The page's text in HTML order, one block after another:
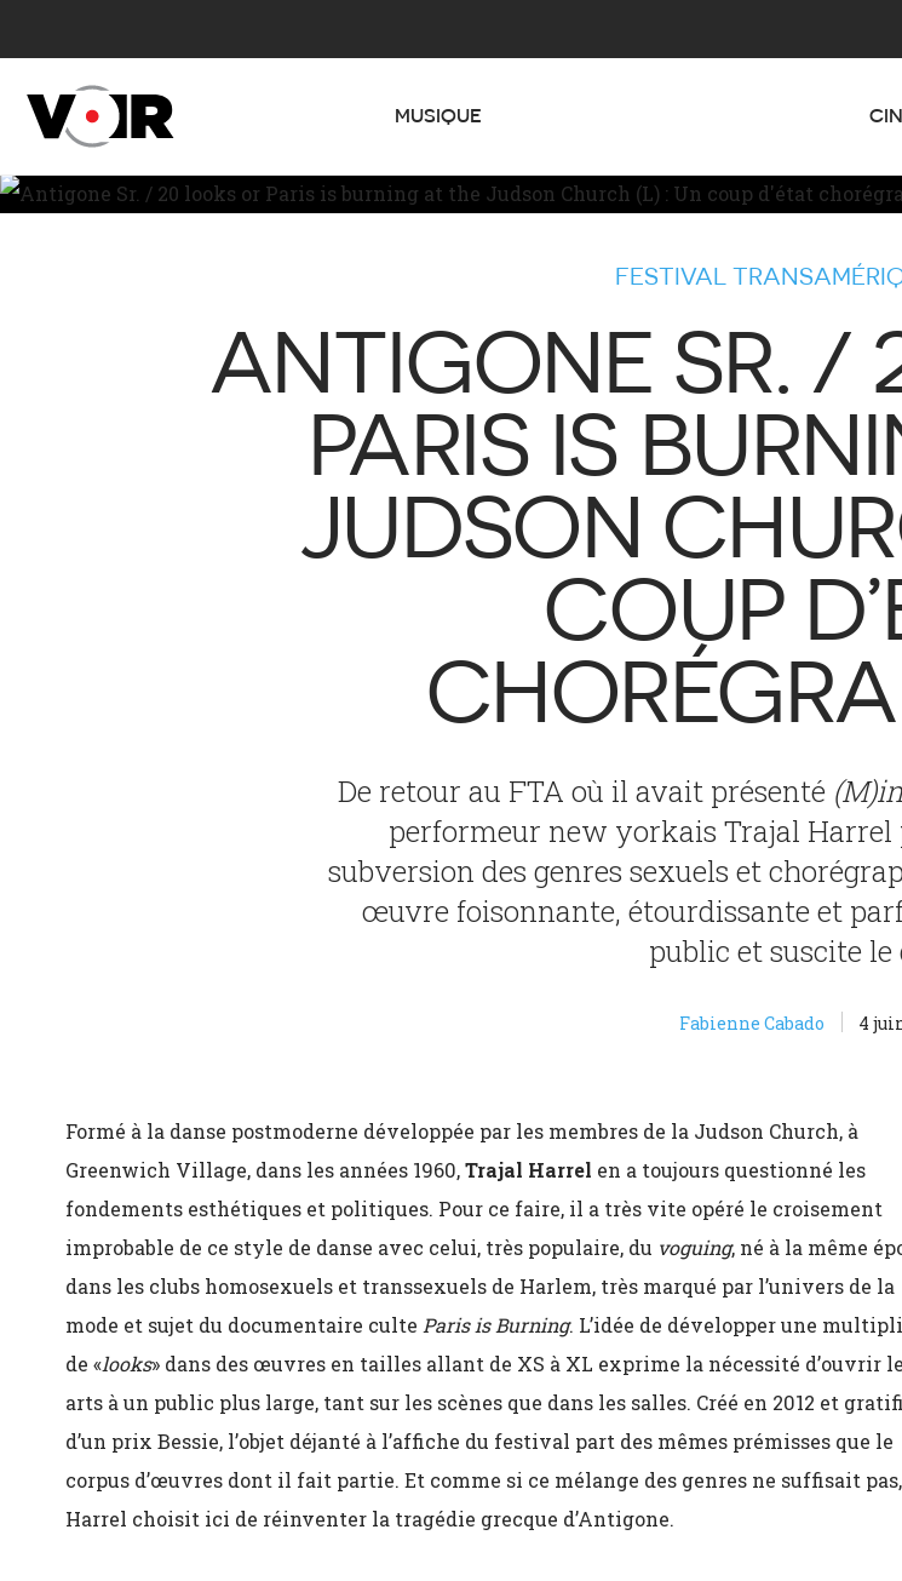
MUSIQUE
FESTIVAL
ANTIGONE SR. /
PARIS IS
JUDSON
COUP
De retour au FTA où il avait présenté
performeur new yorkais Trajal Harrel
subversion des genres sexuels et
œuvre foisonnante, étourdissante et
public et suscite le
Fabienne Cabado 4
Formé à la danse postmoderne développée par les membres de la Judson Church, à
Greenwich Village, dans les années 1960,Trajal Harrel en a toujours questionné les
fondements esthétiques et politiques. Pour ce faire, il a très vite opéré le croisement
improbable de ce style de danse avec celui, très populaire, du voguing, né à la même
dans les clubs homosexuels et transsexuels de Harlem, très marqué par l’univers de la
mode et sujet du documentaire culte Paris is Burning. L’idée de développer une
de «looks» dans des œuvres en tailles allant de XS à XL exprime la nécessité d’ouvrir
arts à un public plus large, tant sur les scènes que dans les salles. Créé en 2012 et
d’un prix Bessie, l’objet déjanté à l’affiche du festival part des mêmes prémisses que le
corpus d’œuvres dont il fait partie. Et comme si ce mélange des genres ne suffisait pas,
Harrel choisit ici de réinventer la tragédie grecque d’Antigone.